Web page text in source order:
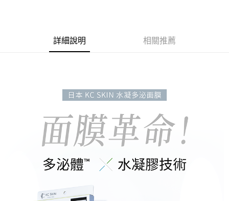
付款後7-11取貨
每筆NT$90，滿NT$3,000(含以上)免運費
詳細說明 相關推薦